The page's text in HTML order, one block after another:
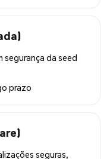
segurança da seed
prazo
seguras,